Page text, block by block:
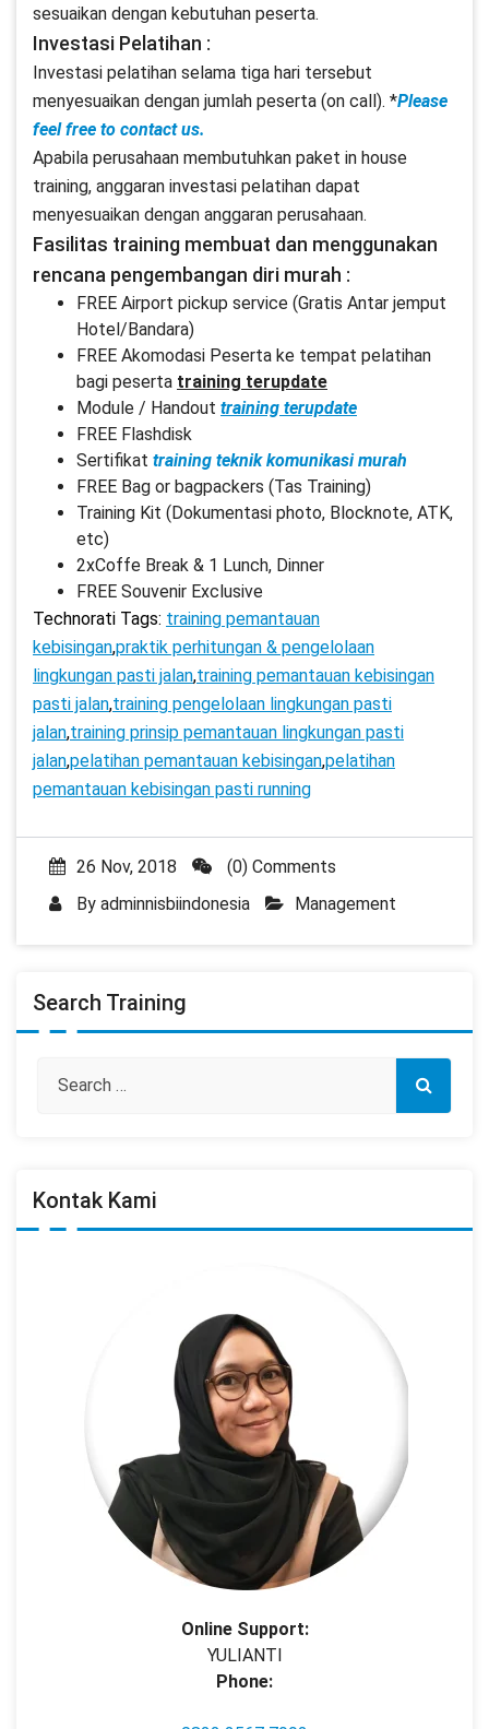
sesuaikan dengan kebutuhan peserta.
Investasi Pelatihan :
Investasi pelatihan selama tiga hari tersebut
menyesuaikan dengan jumlah peserta (on call). *Please
feel free to contact us.
Apabila perusahaan membutuhkan paket in house
training, anggaran investasi pelatihan dapat
menyesuaikan dengan anggaran perusahaan.
Fasilitas training membuat dan menggunakan
rencana pengembangan diri murah :
FREE Airport pickup service (Gratis Antar jemput
Hotel/Bandara)
FREE Akomodasi Peserta ke tempat pelatihan
bagi peserta training terupdate
Module / Handout training terupdate
FREE Flashdisk
Sertifikat training teknik komunikasi murah
FREE Bag or bagpackers (Tas Training)
Training Kit (Dokumentasi photo, Blocknote, ATK,
etc)
2xCoffe Break & 1 Lunch, Dinner
FREE Souvenir Exclusive
Technorati Tags: training pemantauan
kebisingan,praktik perhitungan & pengelolaan
lingkungan pasti jalan,training pemantauan kebisingan
pasti jalan,training pengelolaan lingkungan pasti
jalan,training prinsip pemantauan lingkungan pasti
jalan,pelatihan pemantauan kebisingan,pelatihan
pemantauan kebisingan pasti running
26 Nov, 2018
(0) Comments
By adminnisbiindonesia Management
Search Training
Kontak Kami
Online Support:
YULIANTI
Phone: